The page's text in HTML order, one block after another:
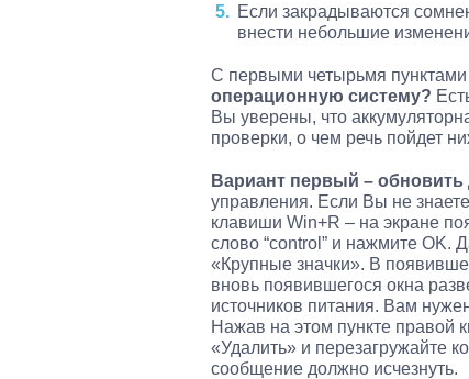
Если закрадываются
внести небольшие
С первыми четырьмя пунктами
операционную систему?
Вы уверены, что
проверки, о чем речь пойдет
Вариант первый – обновить
управления. Если Вы не
клавиши Win+R – на экране
слово “control” и нажмите
«Крупные значки». В
вновь появившегося окна
источников питания. Вам
Нажав на этом пункте правой
«Удалить» и перезагружайте
сообщение должно исчезнуть.